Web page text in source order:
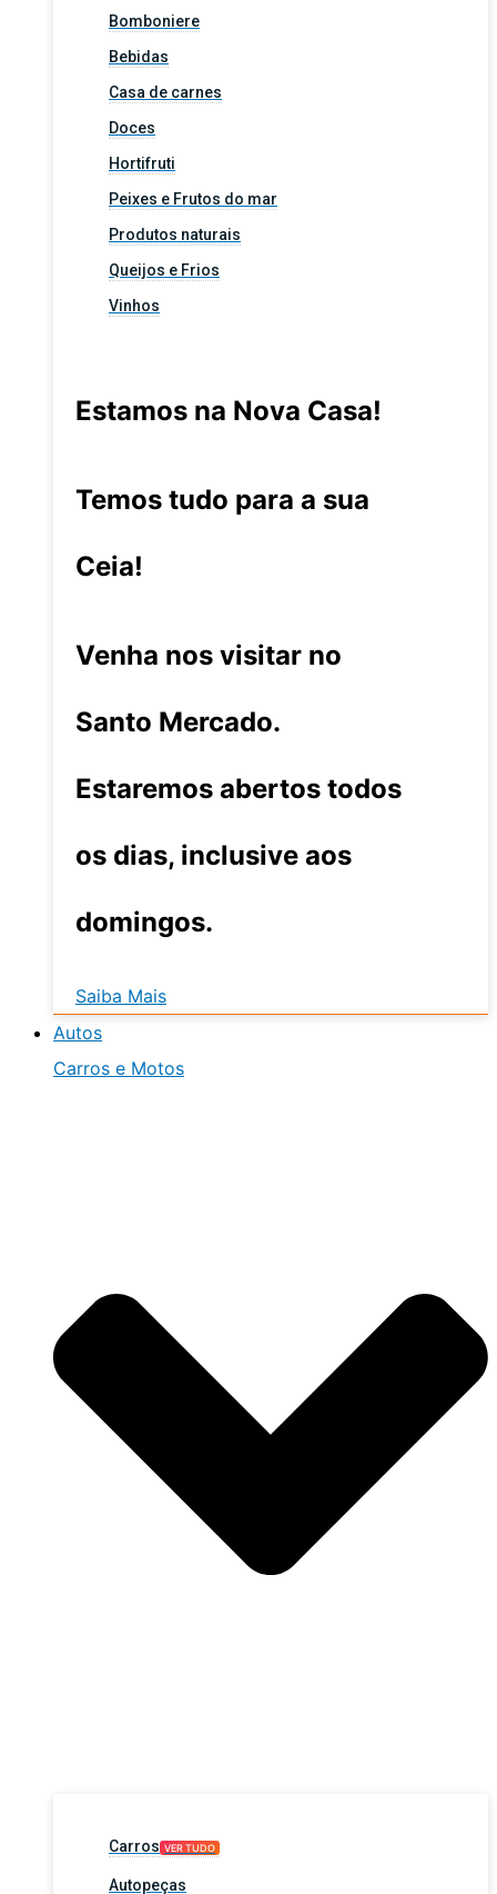
Bomboniere
Bebidas
Casa de carnes
Doces
Hortifruti
Peixes e Frutos do mar
Produtos naturais
Queijos e Frios
Vinhos
Estamos na Nova Casa!
Temos tudo para a sua
Ceia!
Venha nos visitar no
Santo Mercado.
Estaremos abertos todos
os dias, inclusive aos
domingos.
Saiba Mais
Autos
Carros e Motos
Carros VER TUDO
Autopeças